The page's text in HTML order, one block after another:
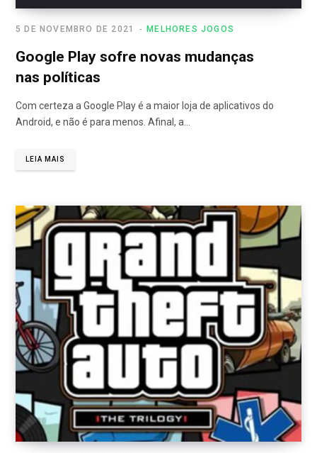
MELHORES JOGOS
5 DE NOVEMBRO DE 2021
Google Play sofre novas mudanças
nas políticas
Com certeza a Google Play é a maior loja de aplicativos do
Android, e não é para menos. Afinal, a…
LEIA MAIS